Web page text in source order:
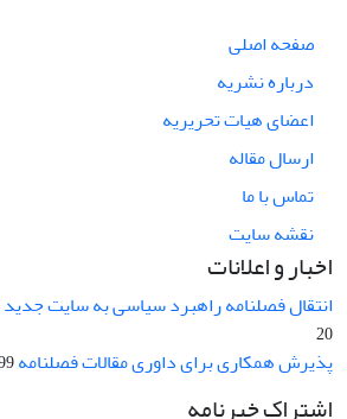
صفحه اصلی
درباره نشریه
اعضای هیات تحریریه
ارسال مقاله
تماس با ما
نقشه سایت
اخبار و اعلانات
انتقال فصلنامه راهبرد سیاسی به سایت
20
پذیرش همکاری برای داوری مقالات فصلنامه20
اشتراک خبرنامه